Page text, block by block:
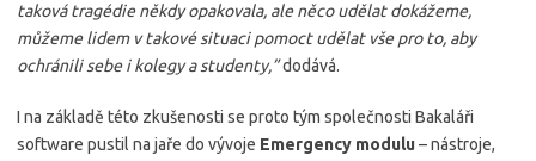
taková tragédie někdy opakovala, ale něco udělat dokážeme,
můžeme lidem v takové situaci pomoct udělat vše pro to, aby
ochránili sebe i kolegy a studenty,”dodává.
I na základě této zkušenosti se proto tým společnosti Bakaláři
software pustil na jaře do vývoje Emergency modulu– nástroje,